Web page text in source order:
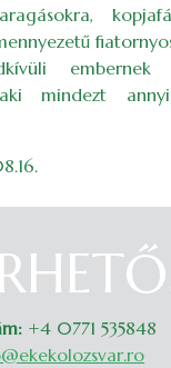
aki mindezt
+4 0771 535848